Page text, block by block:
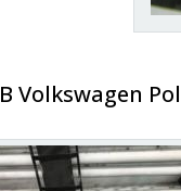
В Volkswagen